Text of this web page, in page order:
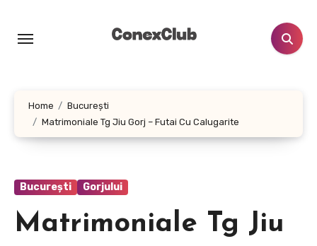
content
Home
București
Matrimoniale Tg Jiu Gorj – Futai Cu Calugarite
București Gorjului
Matrimoniale Tg Jiu